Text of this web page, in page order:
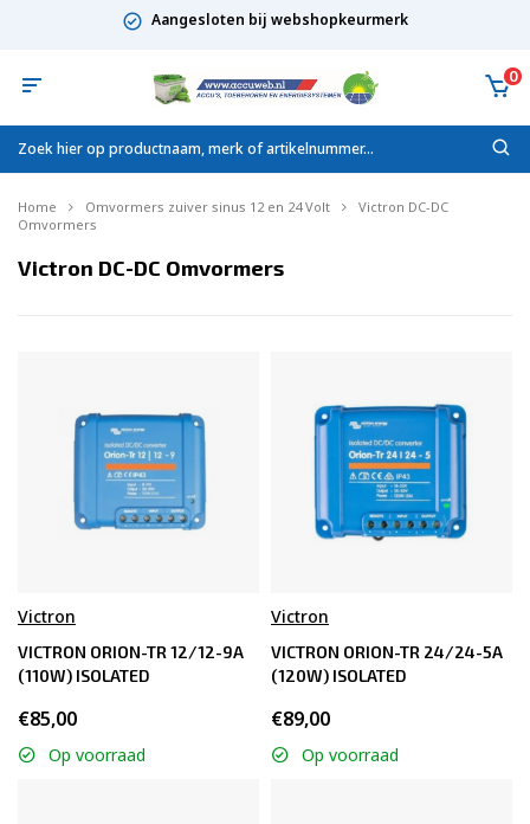
Aangesloten bij webshopkeurmerk
0
Home Omvormers zuiver sinus 12 en 24 Volt
Victron DC-DC
Omvormers
Victron DC-DC Omvormers
Victron
VICTRON ORION-TR 12/12-9A
(110W) ISOLATED
€85,00
Op voorraad
Victron
VICTRON ORION-TR 24/24-5A
(120W) ISOLATED
€89,00
Op voorraad